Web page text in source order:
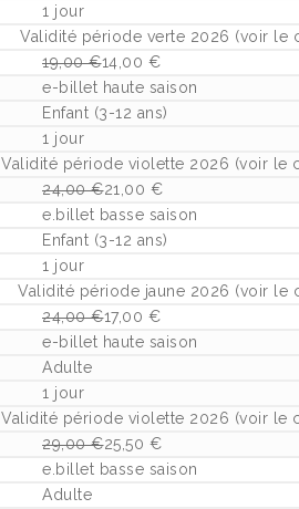
1 jour
Validité période verte 2026 (voir le
19,00€
Le prix initial était : 19,00 €.
14,00 €
Le prix actuel est : 14,00 €.
e-billet haute saison
Enfant (3-12 ans)
1 jour
Validité période violette 2026 (voir le
24,00€
Le prix initial était : 24,00 €.
21,00 €
Le prix actuel est : 21,00 €.
e.billet basse saison
Enfant (3-12 ans)
1 jour
Validité période jaune 2026 (voir le
24,00€
Le prix initial était : 24,00 €.
17,00 €
Le prix actuel est : 17,00 €.
e-billet haute saison
Adulte
1 jour
Validité période violette 2026 (voir le
29,00€
Le prix initial était : 29,00 €.
25,50 €
Le prix actuel est : 25,50 €.
e.billet basse saison
Adulte